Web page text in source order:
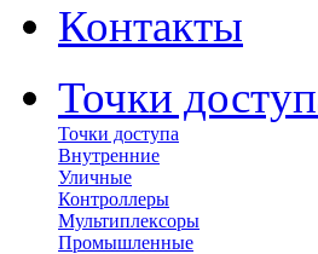
Контакты
Точки
Точки доступа
Внутренние
Уличные
Контроллеры
Мультиплексоры
Промышленные